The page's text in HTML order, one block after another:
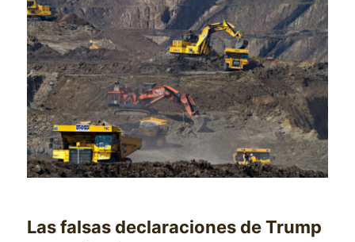
Las falsas declaraciones de Trump